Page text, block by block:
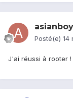
asianboy
Posté(e) 14
J'ai réussi à rooter